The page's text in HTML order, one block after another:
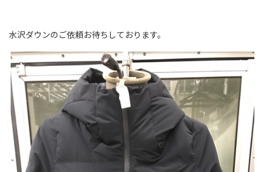
水沢ダウンのご依頼お待ちしております。